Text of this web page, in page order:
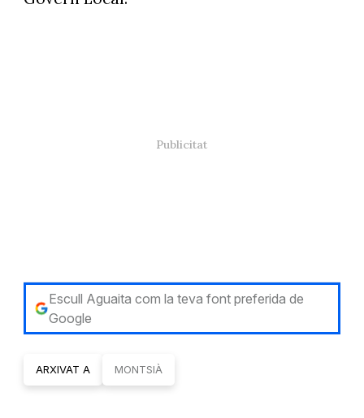
Escull Aguaita com la teva font preferida de
Google
ARXIVAT A MONTSIÀ